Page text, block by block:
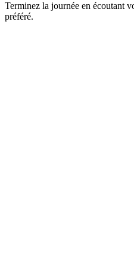
Terminez la journée en écoutant
préféré.